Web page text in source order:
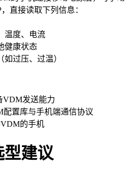
直接读取下列信息：
温度、电流
健康状态
过压、过温）
VDM发送能力
置库与手机端通信协议
的手机
建议